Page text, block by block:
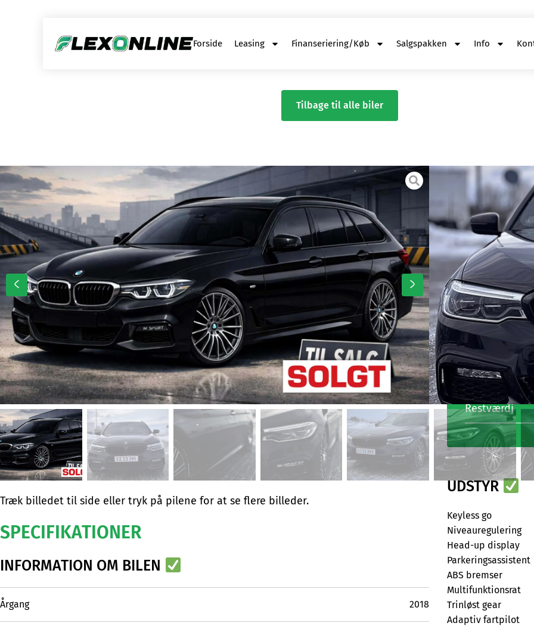
Forside Leasing Finanseriering/Køb Salgspakken Info
Tilbage til alle biler
Træk billedet til side eller tryk på pilene for at se flere billeder.
SPECIFIKATIONER
INFORMATION OM BILEN
Årgang 2018
BMW
520d Touring
12
Pris pr.
Restværdi
UDSTYR
Keyless go
Niveauregulering
Head-up display
Parkeringsassistent
ABS bremser
Multifunktionsrat
Trinløst gear
Adaptiv fartpilot